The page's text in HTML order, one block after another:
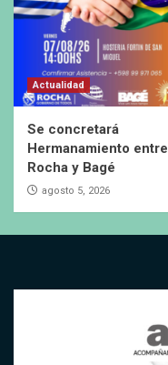
Actualidad
Se concretará
Hermanamiento entre
Rocha y Bagé
agosto 5, 2026